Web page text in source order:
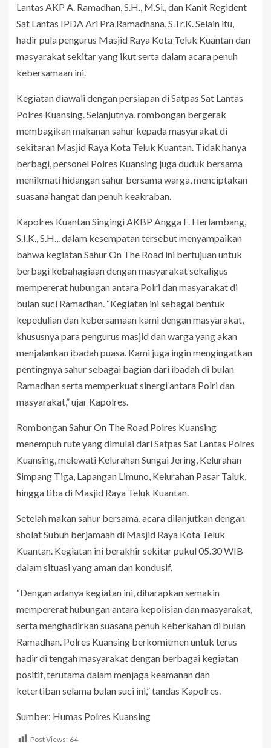
Lantas AKP A. Ramadhan, S.H., M.Si., dan Kanit Regident
Sat Lantas IPDA Ari Pra Ramadhana, S.Tr.K. Selain itu,
hadir pula pengurus Masjid Raya Kota Teluk Kuantan dan
masyarakat sekitar yang ikut serta dalam acara penuh
kebersamaan ini.
Kegiatan diawali dengan persiapan di Satpas Sat Lantas
Polres Kuansing. Selanjutnya, rombongan bergerak
membagikan makanan sahur kepada masyarakat di
sekitaran Masjid Raya Kota Teluk Kuantan. Tidak hanya
berbagi, personel Polres Kuansing juga duduk bersama
menikmati hidangan sahur bersama warga, menciptakan
suasana hangat dan penuh keakraban.
Kapolres Kuantan Singingi AKBP Angga F. Herlambang,
S.I.K., S.H.,. dalam kesempatan tersebut menyampaikan
bahwa kegiatan Sahur On The Road ini bertujuan untuk
berbagi kebahagiaan dengan masyarakat sekaligus
mempererat hubungan antara Polri dan masyarakat di
bulan suci Ramadhan. “Kegiatan ini sebagai bentuk
kepedulian dan kebersamaan kami dengan masyarakat,
khususnya para pengurus masjid dan warga yang akan
menjalankan ibadah puasa. Kami juga ingin mengingatkan
pentingnya sahur sebagai bagian dari ibadah di bulan
Ramadhan serta memperkuat sinergi antara Polri dan
masyarakat,” ujar Kapolres.
Rombongan Sahur On The Road Polres Kuansing
menempuh rute yang dimulai dari Satpas Sat Lantas Polres
Kuansing, melewati Kelurahan Sungai Jering, Kelurahan
Simpang Tiga, Lapangan Limuno, Kelurahan Pasar Taluk,
hingga tiba di Masjid Raya Teluk Kuantan.
Setelah makan sahur bersama, acara dilanjutkan dengan
sholat Subuh berjamaah di Masjid Raya Kota Teluk
Kuantan. Kegiatan ini berakhir sekitar pukul 05.30 WIB
dalam situasi yang aman dan kondusif.
“Dengan adanya kegiatan ini, diharapkan semakin
mempererat hubungan antara kepolisian dan masyarakat,
serta menghadirkan suasana penuh keberkahan di bulan
Ramadhan. Polres Kuansing berkomitmen untuk terus
hadir di tengah masyarakat dengan berbagai kegiatan
positif, terutama dalam menjaga keamanan dan
ketertiban selama bulan suci ini,” tandas Kapolres.
Sumber: Humas Polres Kuansing
Post Views: 64